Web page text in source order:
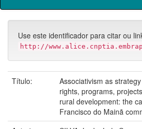
Use este identificador para citar ou
http://
Título:
Associativism as
rights, programs,
rural development: the
Francisco do Mainã